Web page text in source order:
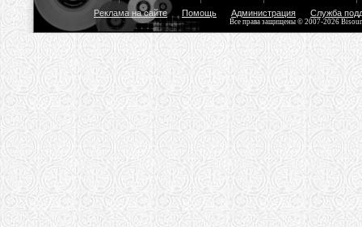
Реклама на сайте Помощь Администрация Служба
Все права защищены © 2007-2026